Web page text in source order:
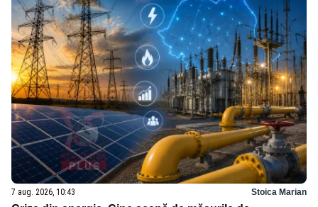
7 aug. 2026, 10:43 Stoica Marian